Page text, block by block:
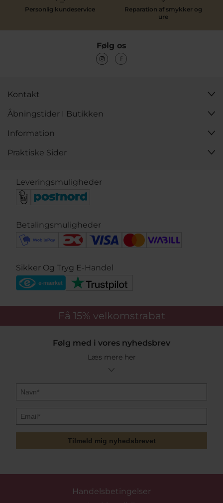
Personlig kundeservice
Reparation af smykker og
ure
Følg os
Kontakt
Åbningstider I Butikken
Information
Praktiske Sider
Leveringsmuligheder
Betalingsmuligheder
Sikker Og Tryg E-Handel
Få 15% velkomstrabat
Følg med i vores nyhedsbrev
Læs mere her
Tilmeld mig nyhedsbrevet
Handelsbetingelser